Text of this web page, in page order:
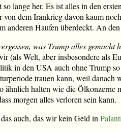
lange her. Es ist alles in den
von dem Irankrieg davon kaum
anderen Haufen überdeckt. An
was Trump alles gemacht
(als Welt, aber insbesondere als
in den USA auch ohne Trump
trauen kann, weil danach
ähnlich halten wie die Ölkonzerne
morgen alles verloren sein kann.
auch, das wir kein Geld in